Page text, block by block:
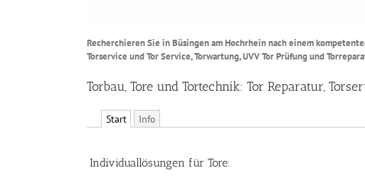
Recherchieren Sie in Büsingen am Hochrhein nach einem
Torservice und Tor Service, Torwartung, UVV Tor Prüfung und
Torbau, Tore und Tortechnik: Tor Reparatur,
Start Info
Individuallösungen für Tore: